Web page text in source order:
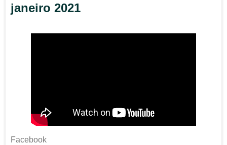
janeiro 2021
Facebook